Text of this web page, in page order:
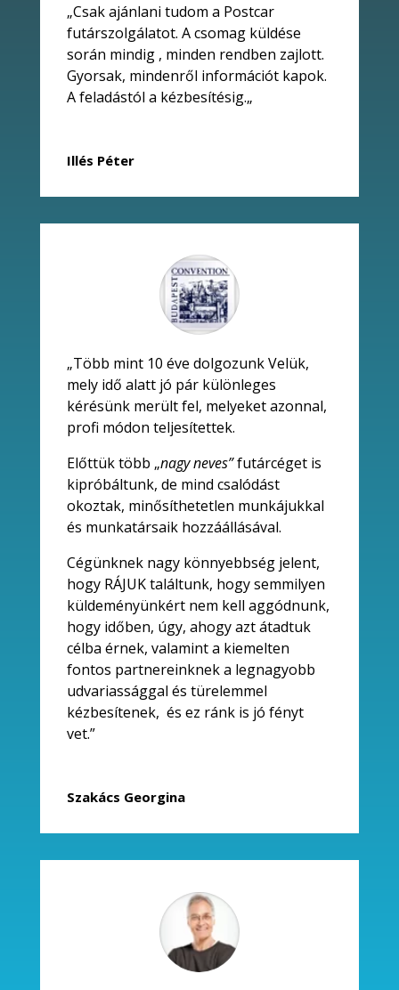
„Csak ajánlani tudom a Postcar
futárszolgálatot. A csomag küldése
során mindig , minden rendben zajlott.
Gyorsak, mindenről információt kapok.
A feladástól a kézbesítésig.„
Illés Péter
„Több mint 10 éve dolgozunk Velük,
mely idő alatt jó pár különleges
kérésünk merült fel, melyeket azonnal,
profi módon teljesítettek.
Előttük több „nagy neves”futárcéget is
kipróbáltunk, de mind csalódást
okoztak, minősíthetetlen munkájukkal
és munkatársaik hozzáállásával.
Cégünknek nagy könnyebbség jelent,
hogy RÁJUK találtunk, hogy semmilyen
küldeményünkért nem kell aggódnunk,
hogy időben, úgy, ahogy azt átadtuk
célba érnek, valamint a kiemelten
fontos partnereinknek a legnagyobb
udvariassággal és türelemmel
kézbesítenek, és ez ránk is jó fényt
vet.”
Szakács Georgina